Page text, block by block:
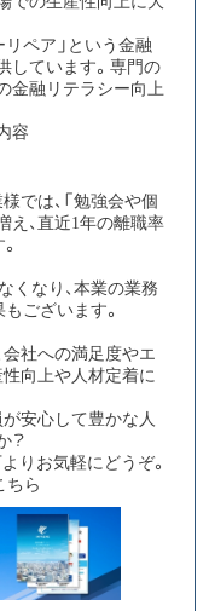
ペア」という金融
しています。専門の
金融リテラシー向上
容
では、 「勉強会や個
え、直近1年の離職率
くなり、本業の業務
ございます。
社への満足度やエ
向上や人材定着に
安心して豊かな人
？
りお気軽にどうぞ。
ちら